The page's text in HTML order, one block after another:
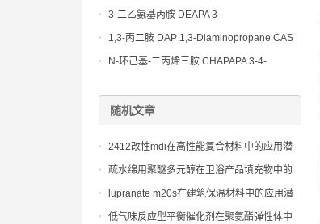
No10563-26-5
(dimethylamino)propyllpropane-1,3-
diamine CAS No10563-29-8
3-二乙氨基丙胺 DEAPA 3-
(Diethylamino)propylamine CAS No 104-
1,3-丙二胺 DAP 1,3-Diaminopropane CAS
No 109-76-2
N-环己基-二丙烯三胺 CHAPAPA 3-4-
随机文章
2412改性mdi在高性能复合材料中的应用潜
力
疏水绵用聚醚多元醇在卫浴产品填充物中的
应用价值，保障卫生与舒适
lupranate m20s在建筑保温材料中的应用潜
力
低气味反应型平衡催化剂在聚氨酯弹性体中